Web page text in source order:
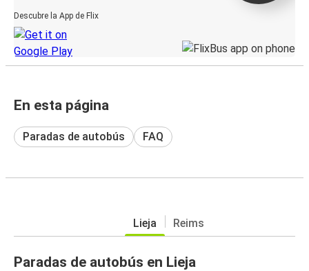
Descubre la App de Flix
En esta página
Paradas de autobús FAQ
Lieja Reims
Paradas de autobús en Lieja